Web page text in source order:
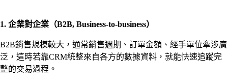
1. 企業對企業（B2B, Business-to-business）
B2B銷售規模較大，通常銷售週期、訂單金額、經手單位牽涉廣
泛，這時若靠CRM統整來自各方的數據資料，就能快速追蹤完
整的交易過程。